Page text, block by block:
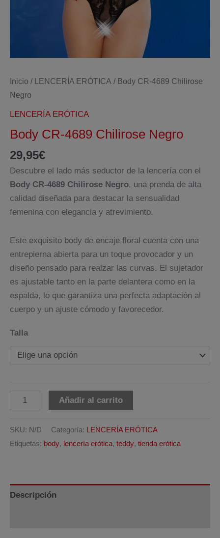
Inicio / LENCERÍA ERÓTICA / Body CR-4689 Chilirose
Negro
LENCERÍA ERÓTICA
Body CR-4689 Chilirose Negro
29,95€
Descubre el lado más seductor de la lencería con el
Body CR-4689 Chilirose Negro, una prenda de alta
calidad diseñada para destacar la sensualidad
femenina con elegancia y atrevimiento.
Este exquisito body de encaje floral cuenta con una
entrepierna abierta para un toque provocador y un
diseño pensado para realzar las curvas. El sujetador
es ajustable tanto en la parte delantera como en la
espalda, lo que garantiza una perfecta adaptación al
cuerpo y un ajuste cómodo y favorecedor.
Talla
Body
Añadir al carrito
SKU: N/D Categoría: LENCERÍA ERÓTICA
Etiquetas: body, lencería erótica, teddy, tienda erótica
Descripción